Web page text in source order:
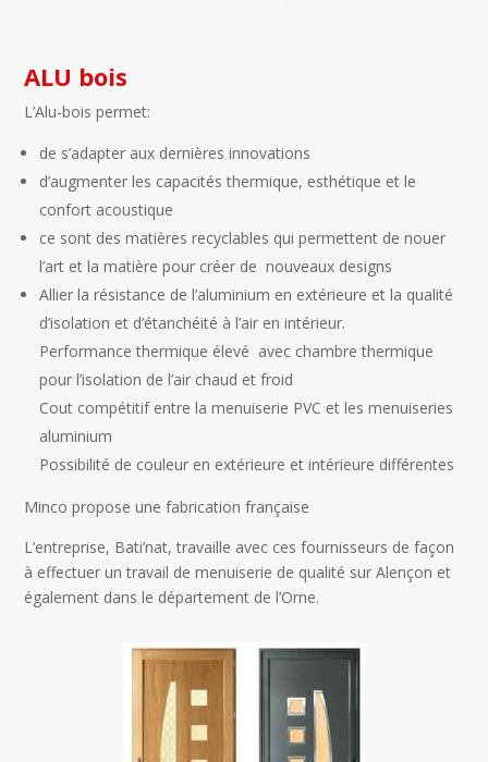
ALU bois
L’Alu-bois permet:
de s’adapter aux dernières innovations
d’augmenter les capacités thermique, esthétique et le
confort acoustique
ce sont des matières recyclables qui permettent de nouer
l’art et la matière pour créer de nouveaux designs
Allier la résistance de l’aluminium en extérieure et la qualité
d’isolation et d’étanchéité à l’air en intérieur.
Performance thermique élevé avec chambre thermique
pour l’isolation de l’air chaud et froid
Cout compétitif entre la menuiserie PVC et les menuiseries
aluminium
Possibilité de couleur en extérieure et intérieure différentes
Minco propose une fabrication française
L’entreprise, Bati’nat, travaille avec ces fournisseurs de façon
à effectuer un travail de menuiserie de qualité sur Alençon et
également dans le département de l’Orne.